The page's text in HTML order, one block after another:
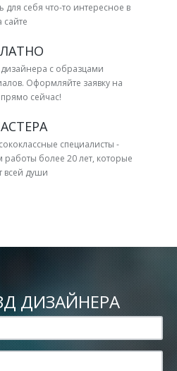
себя что-то интересное в
сайте
с образцами
Оформляйте заявку на
сейчас!
специалисты -
работы более 20 лет, которые
всей души
ДИЗАЙНЕРА